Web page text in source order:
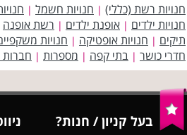
חנויות רשת (כללי) | חנויות חשמל |
חנויות ילדים | אופנת ילדים | רשת אופנה
תיקים | חנויות אופטיקה | חנויות
חדרי כושר | בתי קפה | מספרות | חברות
בעל קניון / חנות?